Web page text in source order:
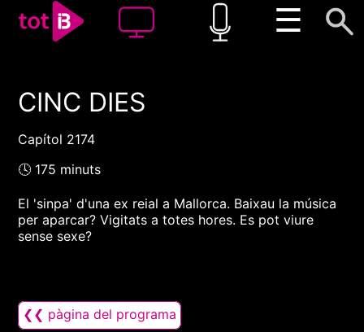
☰
00:00 00:00
CINC DIES
Capítol 2174
🕓 175 minuts
El 'sinpa' d'una ex reial a Mallorca. Baixau la música
per aparcar? Vigitats a totes hores. Es pot viure
sense sexe?
❮❮ pàgina del programa